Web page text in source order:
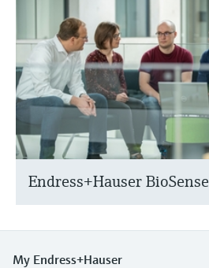
Endress+Hauser BioSense
My Endress+Hauser